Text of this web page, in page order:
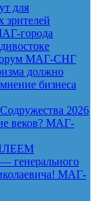
для
зрителей
города
МАГ-СНГ
должно
бизнеса
2026
веков? МАГ-
генерального
МАГ-